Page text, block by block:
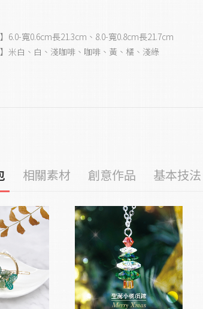
】6.0-寬0.6cm長21.3cm、8.0-寬0.8cm長21.7cm
】米白、白、淺咖啡、咖啡、黃、橘、淺綠
相關素材 創意作品 基本技法